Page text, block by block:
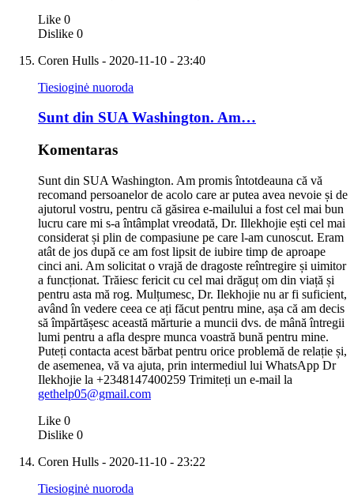
Like 0
Dislike 0
Coren Hulls - 2020-11-10 - 23:40
Tiesioginė nuoroda
Sunt din SUA Washington. Am…
Komentaras
Sunt din SUA Washington. Am promis întotdeauna că vă
recomand persoanelor de acolo care ar putea avea nevoie și de
ajutorul vostru, pentru că găsirea e-mailului a fost cel mai bun
lucru care mi s-a întâmplat vreodată, Dr. Illekhojie ești cel mai
considerat și plin de compasiune pe care l-am cunoscut. Eram
atât de jos după ce am fost lipsit de iubire timp de aproape
cinci ani. Am solicitat o vrajă de dragoste reîntregire și uimitor
a funcționat. Trăiesc fericit cu cel mai drăguț om din viață și
pentru asta mă rog. Mulțumesc, Dr. Ilekhojie nu ar fi suficient,
având în vedere ceea ce ați făcut pentru mine, așa că am decis
să împărtășesc această mărturie a muncii dvs. de mână întregii
lumi pentru a afla despre munca voastră bună pentru mine.
Puteți contacta acest bărbat pentru orice problemă de relație și,
de asemenea, vă va ajuta, prin intermediul lui WhatsApp Dr
Ilekhojie la +2348147400259 Trimiteți un e-mail la
gethelp05@gmail.com
Like 0
Dislike 0
Coren Hulls - 2020-11-10 - 23:22
Tiesioginė nuoroda